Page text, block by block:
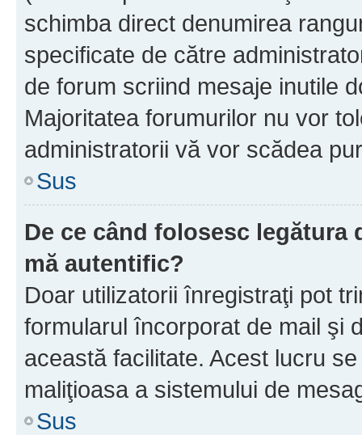
schimba direct denumirea
specificate de către
de forum scriind mesaje inutile
Majoritatea forumurilor nu vor
administratorii vă vor scădea
Sus
De ce când folosesc
mă autentific?
Doar utilizatorii înregistraţi pot
formularul încorporat de mail şi
această facilitate. Acest lucru
maliţioasa a sistemului de
Sus